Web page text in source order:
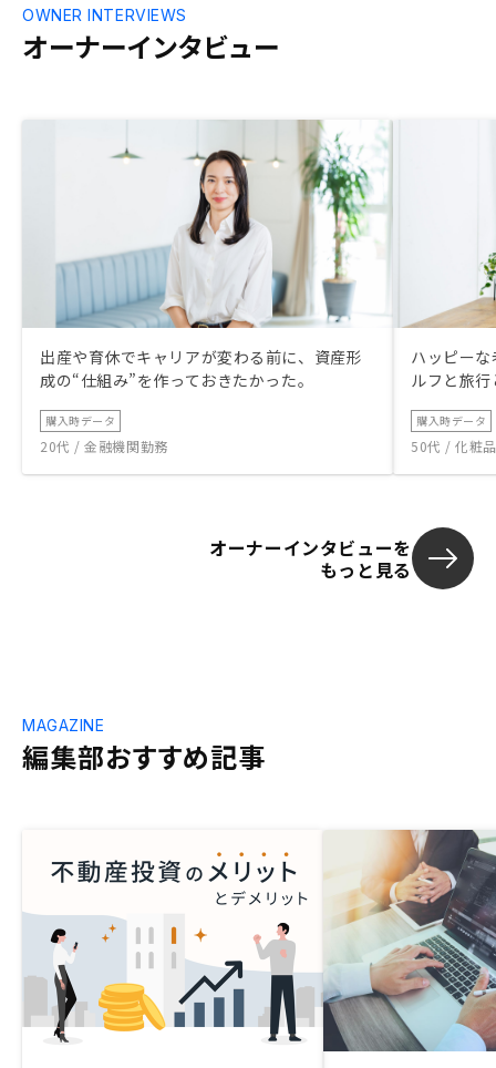
オーナーインタビュー
OWNER INTERVIEWS
出産や育休でキャリアが変わる前に、資産形
成の“仕組み”を作っておきたかった。
購入時データ
20代 / 金融機関勤務
ハッピー
ルフと旅
購入時データ
50代 / 化粧
オーナーインタビューを
もっと見る
編集部おすすめ記事
MAGAZINE